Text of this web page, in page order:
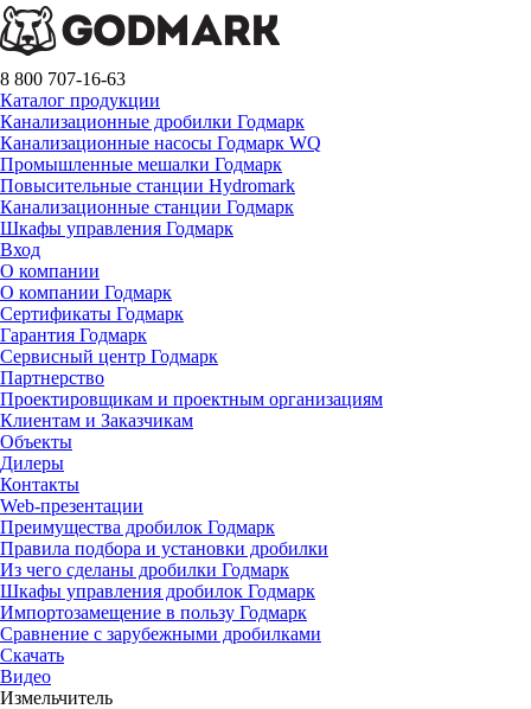
8 800 707-16-63
Каталог продукции
Канализационные дробилки Годмарк
Канализационные насосы Годмарк WQ
Промышленные мешалки Годмарк
Повысительные станции Hydromark
Канализационные станции Годмарк
Шкафы управления Годмарк
Вход
О компании
О компании Годмарк
Сертификаты Годмарк
Гарантия Годмарк
Сервисный центр Годмарк
Партнерство
Проектировщикам и проектным организациям
Клиентам и Заказчикам
Объекты
Дилеры
Контакты
Web-презентации
Преимущества дробилок Годмарк
Правила подбора и установки дробилки
Из чего сделаны дробилки Годмарк
Шкафы управления дробилок Годмарк
Импортозамещение в пользу Годмарк
Сравнение с зарубежными дробилками
Скачать
Видео
Измельчитель